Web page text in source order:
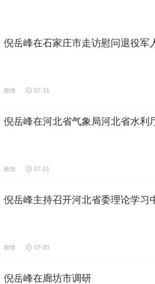
倪岳峰在石家庄市走访慰问退役军
政情 07-31
倪岳峰在河北省气象局河北省水利
政情 07-21
倪岳峰主持召开河北省委理论学习
政情 07-20
倪岳峰在廊坊市调研